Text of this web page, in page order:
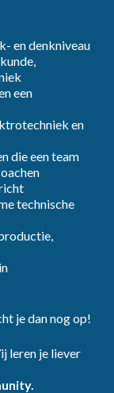
en denkniveau
een
en
die een team
technische
je dan nog op!
leren je liever